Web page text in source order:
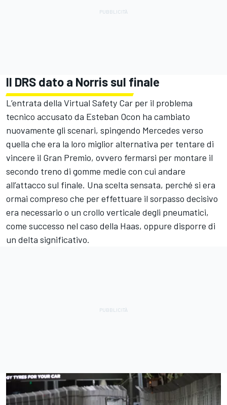
Il DRS dato a Norris sul finale
L’entrata della Virtual Safety Car per il problema
tecnico accusato da Esteban Ocon ha cambiato
nuovamente gli scenari, spingendo Mercedes verso
quella che era la loro miglior alternativa per tentare di
vincere il Gran Premio, ovvero fermarsi per montare il
secondo treno di gomme medie con cui andare
all’attacco sul finale. Una scelta sensata, perché si era
ormai compreso che per effettuare il sorpasso decisivo
era necessario o un crollo verticale degli pneumatici,
come successo nel caso della Haas, oppure disporre di
un delta significativo.